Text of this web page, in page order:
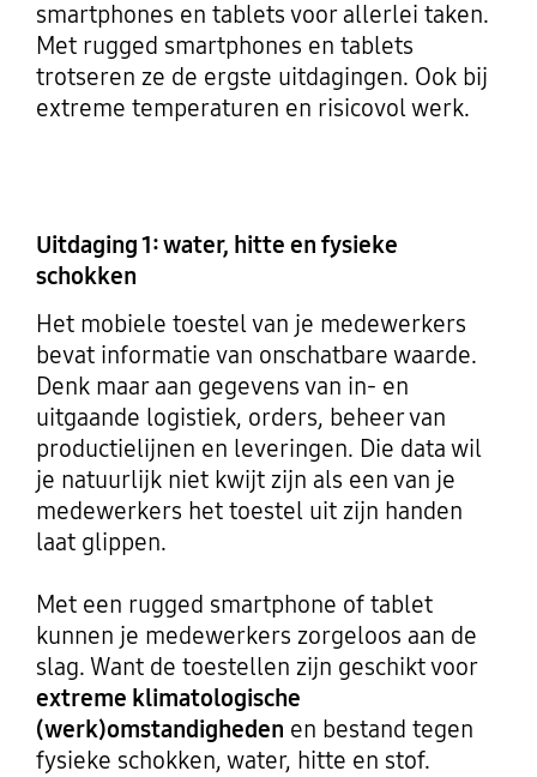
smartphones en tablets voor allerlei taken.
Met rugged smartphones en tablets
trotseren ze de ergste uitdagingen. Ook bij
extreme temperaturen en risicovol werk.
Uitdaging 1: water, hitte en fysieke
schokken
Het mobiele toestel van je medewerkers
bevat informatie van onschatbare waarde.
Denk maar aan gegevens van in- en
uitgaande logistiek, orders, beheer van
productielijnen en leveringen. Die data wil
je natuurlijk niet kwijt zijn als een van je
medewerkers het toestel uit zijn handen
laat glippen.
Met een rugged smartphone of tablet
kunnen je medewerkers zorgeloos aan de
slag. Want de toestellen zijn geschikt voor
extreme klimatologische
(werk)omstandigheden en bestand tegen
fysieke schokken, water, hitte en stof.